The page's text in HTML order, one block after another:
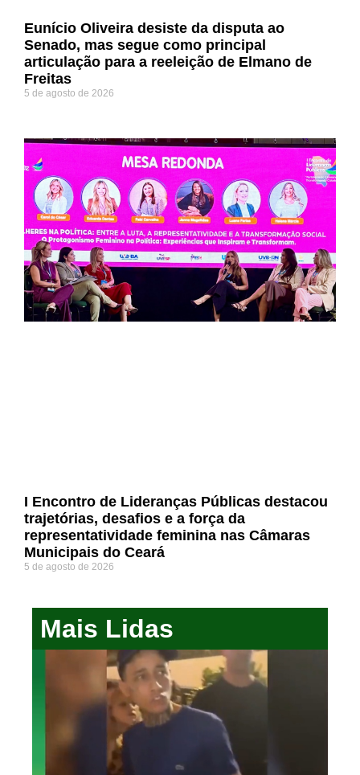
Eunício Oliveira desiste da disputa ao
Senado, mas segue como principal
articulação para a reeleição de Elmano de
Freitas
5 de agosto de 2026
I Encontro de Lideranças Públicas destacou
trajetórias, desafios e a força da
representatividade feminina nas Câmaras
Municipais do Ceará
5 de agosto de 2026
Mais Lidas